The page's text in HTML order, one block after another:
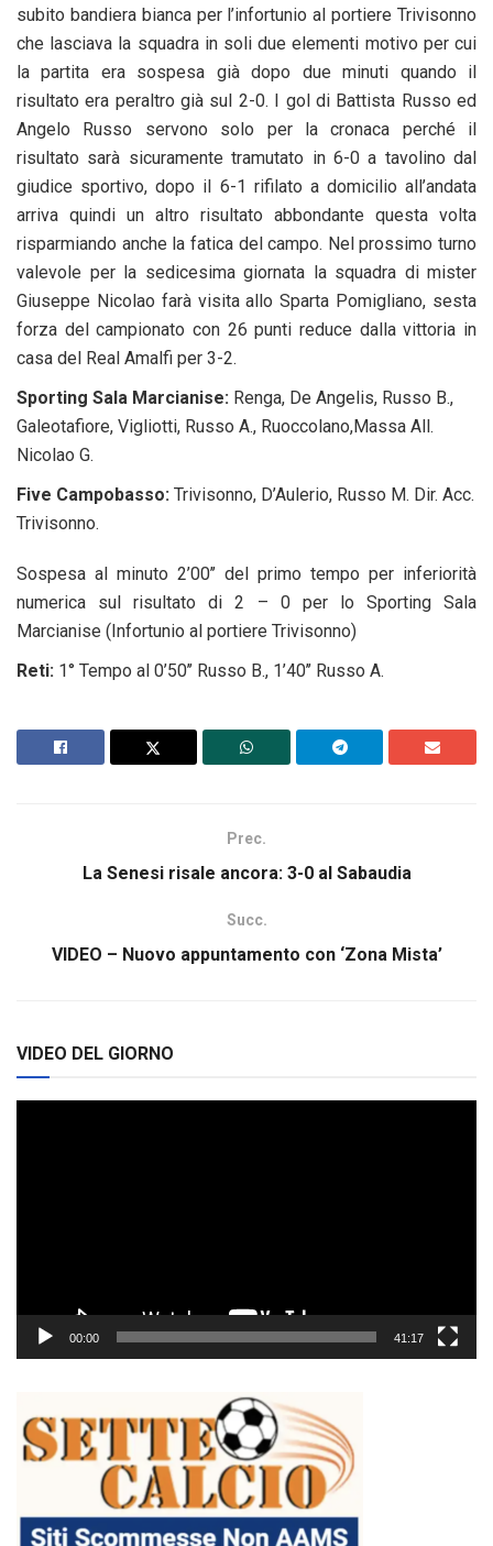
subito bandiera bianca per l’infortunio al portiere Trivisonno
che lasciava la squadra in soli due elementi motivo per cui
la partita era sospesa già dopo due minuti quando il
risultato era peraltro già sul 2-0. I gol di Battista Russo ed
Angelo Russo servono solo per la cronaca perché il
risultato sarà sicuramente tramutato in 6-0 a tavolino dal
giudice sportivo, dopo il 6-1 rifilato a domicilio all’andata
arriva quindi un altro risultato abbondante questa volta
risparmiando anche la fatica del campo. Nel prossimo turno
valevole per la sedicesima giornata la squadra di mister
Giuseppe Nicolao farà visita allo Sparta Pomigliano, sesta
forza del campionato con 26 punti reduce dalla vittoria in
casa del Real Amalfi per 3-2.
Sporting Sala Marcianise: Renga, De Angelis, Russo B.,
Galeotafiore, Vigliotti, Russo A., Ruoccolano,Massa All.
Nicolao G.
Five Campobasso: Trivisonno, D’Aulerio, Russo M. Dir. Acc.
Trivisonno.
Sospesa al minuto 2’00’’ del primo tempo per inferiorità
numerica sul risultato di 2 – 0 per lo Sporting Sala
Marcianise (Infortunio al portiere Trivisonno)
Reti: 1° Tempo al 0’50’’ Russo B., 1’40’’ Russo A.
Prec.
La Senesi risale ancora: 3-0 al Sabaudia
Succ.
VIDEO – Nuovo appuntamento con ‘Zona Mista’
VIDEO DEL GIORNO
00:00 41:17